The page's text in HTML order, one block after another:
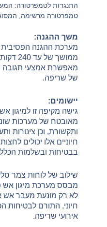
התנגדות לטמפרטורה:
טמפרטורה מרשימה, המסוגלת לעמוד
משך ההגנה:
מערכת ההגנה
ממושך
מאפשרת אמצעי תגובה
של שריפה.
יישומים:
גישה מקיפה זו למיגון
מאובטח של מערכות
ותקשורת, וכן צינורות
חיוניים אלו יכולים
בבטיחות ובשלמות
שילוב של לוחות צמר
מבסס מערכת מיגון אש
לא רק מונעת מעבר אש
חיוני, התורם לבטיחות
אירועי שריפה.